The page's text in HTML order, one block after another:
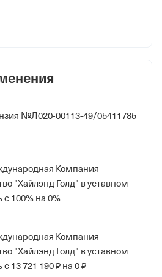
№Л020-00113-49/05411785
Компания
"Хайлэнд Голд" в уставном
100% на 0%
Компания
"Хайлэнд Голд" в уставном
13 721 190 ₽ на 0 ₽